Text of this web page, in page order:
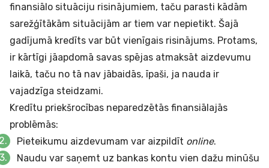
finansiālo situāciju risinājumiem, taču parasti kādām
sarežģītākām situācijām ar tiem var nepietikt. Šajā
gadījumā kredīts var būt vienīgais risinājums. Protams,
ir kārtīgi jāapdomā savas spējas atmaksāt aizdevumu
laikā, taču no tā nav jābaidās, īpaši, ja nauda ir
vajadzīga steidzami.
Kredītu priekšrocības neparedzētās finansiālajās
problēmās:
Pieteikumu aizdevumam var aizpildīt online.
Naudu var saņemt uz bankas kontu vien dažu minūšu